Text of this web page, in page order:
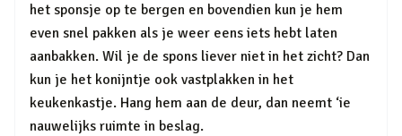
het sponsje op te bergen en bovendien kun je hem
even snel pakken als je weer eens iets hebt laten
aanbakken. Wil je de spons liever niet in het zicht? Dan
kun je het konijntje ook vastplakken in het
keukenkastje. Hang hem aan de deur, dan neemt ‘ie
nauwelijks ruimte in beslag.